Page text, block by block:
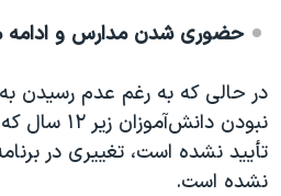
حضوری شدن مدارس و ادامه
در حالی که به رغم عدم رسیدن
نبودن
تأیید نشده است، تغییری در
نشده است.